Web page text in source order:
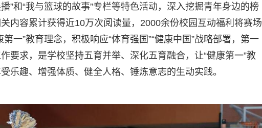
”和“我与篮球的故事”专栏等特色活动，深入挖掘青年身边的榜
内容累计获得近10万次阅读量，2000余份校园互动福利将赛场
一”教育理念，积极响应“体育强国”“健康中国”战略部署，第一
要求，是学校坚持五育并举、深化五育融合，让“健康第一”教
乐趣、增强体质、健全人格、锤炼意志的生动实践。